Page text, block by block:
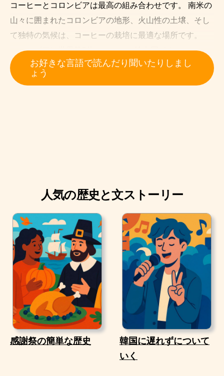
コーヒーとコロンビアは最高の組み合わせです。 南米の
山々に囲まれたコロンビアの地形、火山性の土壌、そし
て独特の気候は、コーヒーの栽培に最適な場所です。
コロンビアは世界第3位のコーヒー輸出国です。 コロン
ビアのコーヒーの大部分が栽培されている「コーヒー
軸」は、カルダス県、キンディオ県、リサラルダ県にま
お好きな言語で読んだり聞いたりしまし
ょう
人気の歴史と文ストーリー
感謝祭の簡単な歴史
韓国に遅れずについて
いく